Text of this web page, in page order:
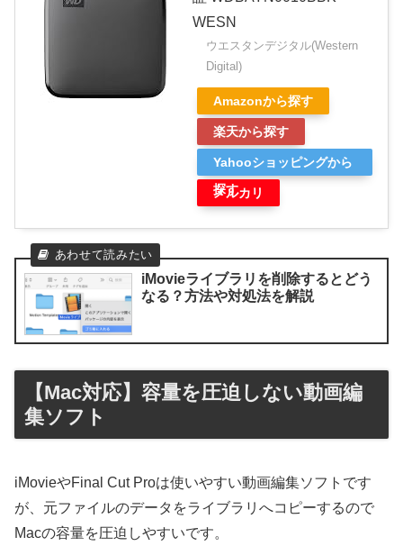
WESN
ウエスタンデジタル(Western
Digital)
Amazonから探す
楽天から探す
Yahooショッピングから
探す
メルカリ
iMovieライブラリを削除するとどう
なる？方法や対処法を解説
【Mac対応】容量を圧迫しない動画編
集ソフト
iMovieやFinal Cut Proは使いやすい動画編集ソフトです
が、元ファイルのデータをライブラリへコピーするので
Macの容量を圧迫しやすいです。